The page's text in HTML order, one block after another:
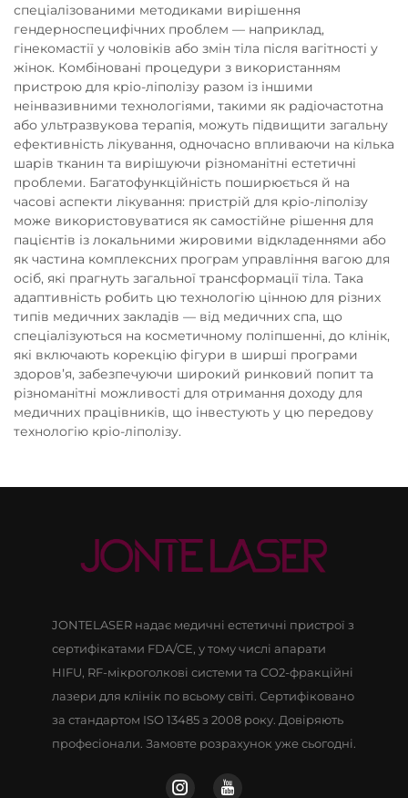
спеціалізованими методиками вирішення
гендерноспецифічних проблем — наприклад,
гінекомастії у чоловіків або змін тіла після вагітності у
жінок. Комбіновані процедури з використанням
пристрою для кріо-ліполізу разом із іншими
неінвазивними технологіями, такими як радіочастотна
або ультразвукова терапія, можуть підвищити загальну
ефективність лікування, одночасно впливаючи на кілька
шарів тканин та вирішуючи різноманітні естетичні
проблеми. Багатофункційність поширюється й на
часові аспекти лікування: пристрій для кріо-ліполізу
може використовуватися як самостійне рішення для
пацієнтів із локальними жировими відкладеннями або
як частина комплексних програм управління вагою для
осіб, які прагнуть загальної трансформації тіла. Така
адаптивність робить цю технологію цінною для різних
типів медичних закладів — від медичних спа, що
спеціалізуються на косметичному поліпшенні, до клінік,
які включають корекцію фігури в ширші програми
здоров’я, забезпечуючи широкий ринковий попит та
різноманітні можливості для отримання доходу для
медичних працівників, що інвестують у цю передову
технологію кріо-ліполізу.
JONTELASER надає медичні естетичні пристрої з
сертифікатами FDA/CE, у тому числі апарати
HIFU, RF-мікроголкові системи та CO2-фракційні
лазери для клінік по всьому світі. Сертифіковано
за стандартом ISO 13485 з 2008 року. Довіряють
професіонали. Замовте розрахунок уже сьогодні.